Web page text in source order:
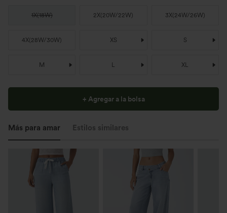
1X(18W) 2X(20W/22W) 3X(24W/26W)
4X(28W/30W) XS S
M L XL
+ Agregar a la bolsa
Más para amar Estilos similares